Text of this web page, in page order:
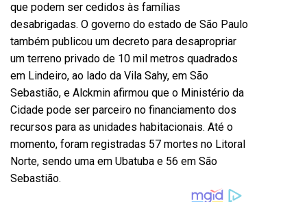
que podem ser cedidos às famílias
desabrigadas. O governo do estado de São Paulo
também publicou um decreto para desapropriar
um terreno privado de 10 mil metros quadrados
em Lindeiro, ao lado da Vila Sahy, em São
Sebastião, e Alckmin afirmou que o Ministério da
Cidade pode ser parceiro no financiamento dos
recursos para as unidades habitacionais. Até o
momento, foram registradas 57 mortes no Litoral
Norte, sendo uma em Ubatuba e 56 em São
Sebastião.